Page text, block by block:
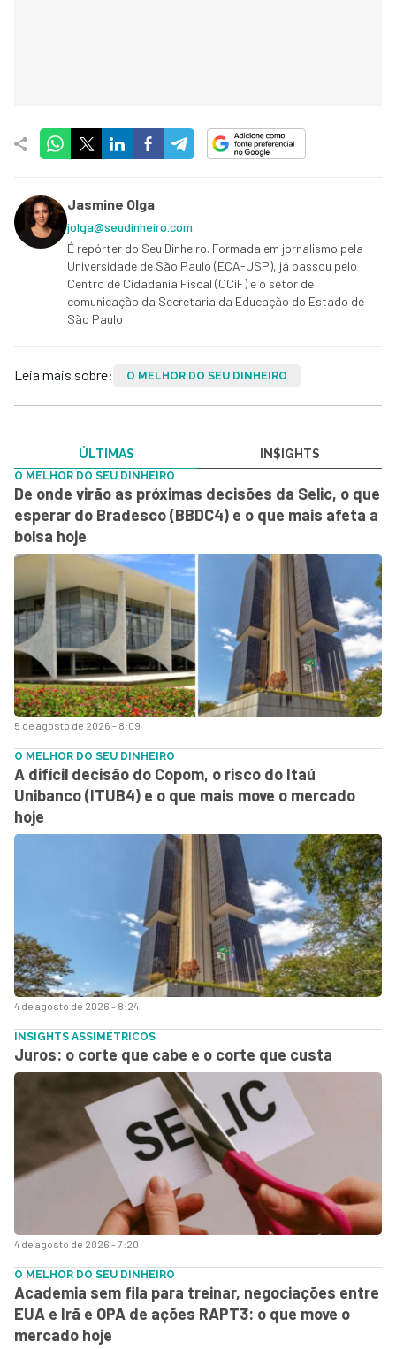
Jasmine Olga
jolga@seudinheiro.com
É repórter do Seu Dinheiro. Formada em jornalismo pela
Universidade de São Paulo (ECA-USP), já passou pelo
Centro de Cidadania Fiscal (CCiF) e o setor de
comunicação da Secretaria da Educação do Estado de
São Paulo
Leia mais sobre: O MELHOR DO SEU DINHEIRO
ÚLTIMAS IN$IGHTS
5 de agosto de 2026 - 8:09
O MELHOR DO SEU DINHEIRO
De onde virão as próximas decisões da Selic, o que
esperar do Bradesco (BBDC4) e o que mais afeta a
bolsa hoje
4 de agosto de 2026 - 8:24
O MELHOR DO SEU DINHEIRO
A difícil decisão do Copom, o risco do Itaú
Unibanco (ITUB4) e o que mais move o mercado
hoje
4 de agosto de 2026 - 7:20
INSIGHTS ASSIMÉTRICOS
Juros: o corte que cabe e o corte que custa
O MELHOR DO SEU DINHEIRO
Academia sem fila para treinar, negociações entre
EUA e Irã e OPA de ações RAPT3: o que move o
mercado hoje